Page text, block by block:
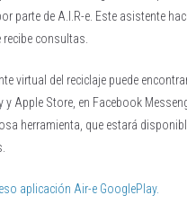
parte de A.I.R-e. Este asistente
recibe consultas.
virtual del reciclaje puede
y Apple Store, en Facebook
herramienta, que estará
aplicación Air-e GooglePlay.